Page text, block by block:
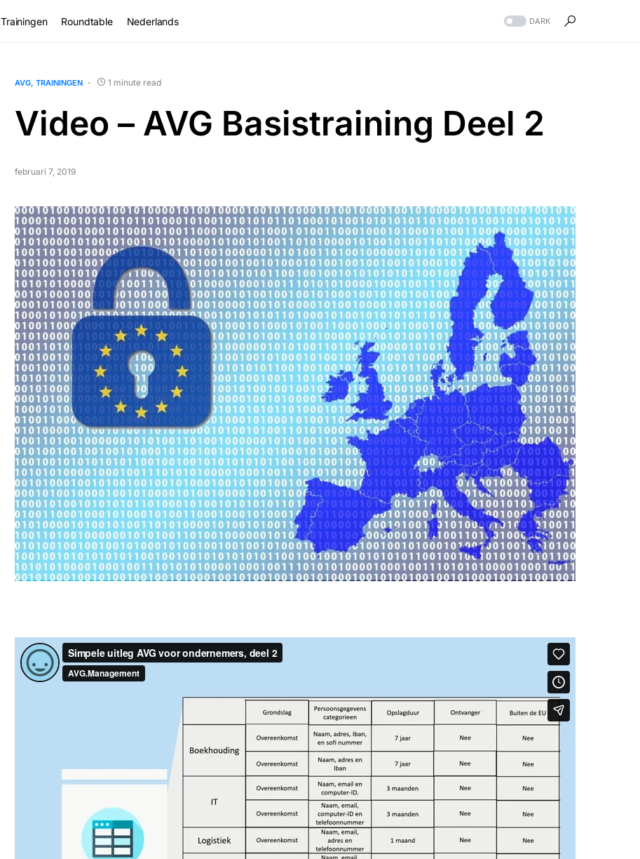
Trainingen Roundtable Nederlands DARK
AVG TRAININGEN 1 minute read
Video – AVG Basistraining Deel 2
februari 7, 2019